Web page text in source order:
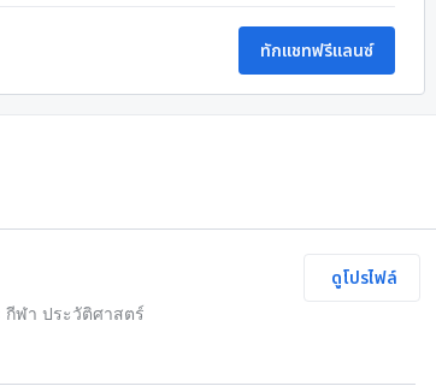
ทักแชทฟรีแลนซ์
กีฬา ประวัติศาสตร์
ดูโปรไฟล์